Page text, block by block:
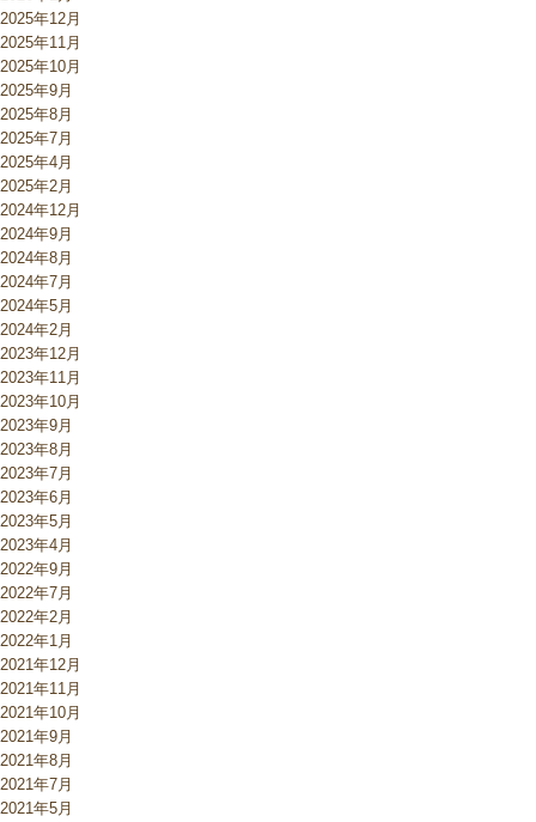
2025年12月
2025年11月
2025年10月
2025年9月
2025年8月
2025年7月
2025年4月
2025年2月
2024年12月
2024年9月
2024年8月
2024年7月
2024年5月
2024年2月
2023年12月
2023年11月
2023年10月
2023年9月
2023年8月
2023年7月
2023年6月
2023年5月
2023年4月
2022年9月
2022年7月
2022年2月
2022年1月
2021年12月
2021年11月
2021年10月
2021年9月
2021年8月
2021年7月
2021年5月